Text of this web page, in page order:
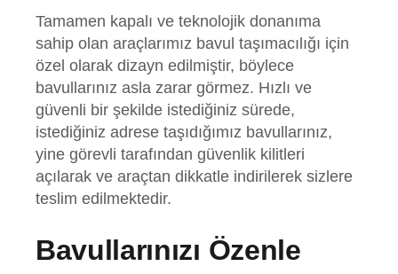
Tamamen kapalı ve teknolojik donanıma
sahip olan araçlarımız bavul taşımacılığı için
özel olarak dizayn edilmiştir, böylece
bavullarınız asla zarar görmez. Hızlı ve
güvenli bir şekilde istediğiniz sürede,
istediğiniz adrese taşıdığımız bavullarınız,
yine görevli tarafından güvenlik kilitleri
açılarak ve araçtan dikkatle indirilerek sizlere
teslim edilmektedir.
Bavullarınızı Özenle